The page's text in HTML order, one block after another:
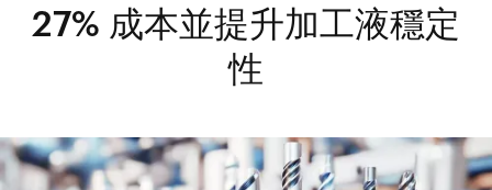
27% 成本並提升加工液穩定
性